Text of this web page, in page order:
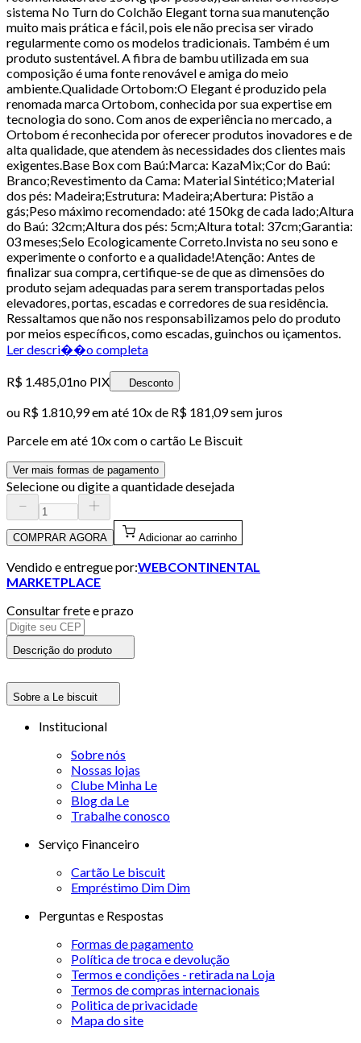
sistema No Turn do Colchão Elegant torna sua manutenção
muito mais prática e fácil, pois ele não precisa ser virado
regularmente como os modelos tradicionais. Também é um
produto sustentável. A fibra de bambu utilizada em sua
composição é uma fonte renovável e amiga do meio
ambiente.Qualidade Ortobom:O Elegant é produzido pela
renomada marca Ortobom, conhecida por sua expertise em
tecnologia do sono. Com anos de experiência no mercado, a
Ortobom é reconhecida por oferecer produtos inovadores e de
alta qualidade, que atendem às necessidades dos clientes mais
exigentes.Base Box com Baú:Marca: KazaMix;Cor do Baú:
Branco;Revestimento da Cama: Material Sintético;Material
dos pés: Madeira;Estrutura: Madeira;Abertura: Pistão a
gás;Peso máximo recomendado: até 150kg de cada lado;Altura
do Baú: 32cm;Altura dos pés: 5cm;Altura total: 37cm;Garantia:
03 meses;Selo Ecologicamente Correto.Invista no seu sono e
experimente o conforto e a qualidade!Atenção: Antes de
finalizar sua compra, certifique-se de que as dimensões do
produto sejam adequadas para serem transportadas pelos
elevadores, portas, escadas e corredores de sua residência.
Ressaltamos que não nos responsabilizamos pelo do produto
por meios específicos, como escadas, guinchos ou içamentos.
Ler descri��o completa
R$ 1.485,01no PIX Desconto
ou R$ 1.810,99em até 10x de R$ 181,09 sem juros
Parcele em até 10x com o cartão Le Biscuit
Ver mais formas de pagamento
Selecione ou digite a quantidade desejada
COMPRAR AGORA Adicionar ao carrinho
Vendido e entregue por:WEBCONTINENTAL
MARKETPLACE
Consultar frete e prazo
Descrição do produto
Sobre a Le biscuit
Institucional
Sobre nós
Nossas lojas
Clube Minha Le
Blog da Le
Trabalhe conosco
Serviço Financeiro
Cartão Le biscuit
Empréstimo Dim Dim
Perguntas e Respostas
Formas de pagamento
Política de troca e devolução
Termos e condições - retirada na Loja
Termos de compras internacionais
Politica de privacidade
Mapa do site